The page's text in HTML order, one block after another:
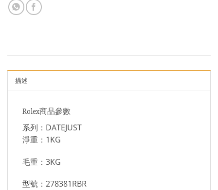
描述
Rolex商品參數
系列：DATEJUST
淨重：1KG
毛重：3KG
型號：278381RBR